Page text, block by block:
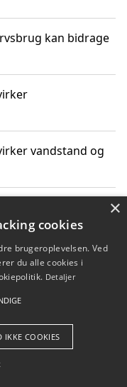
kan bidrage
vandstand og
Aps
×
cookies
brugeroplevelsen. Ved
du alle cookies i
Detaljer
IKKE COOKIES